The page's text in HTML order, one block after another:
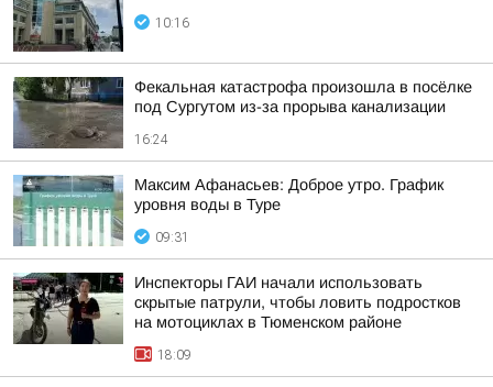
10:16
Фекальная катастрофа произошла в посёлке
под Сургутом из-за прорыва канализации
16:24
Максим Афанасьев: Доброе утро. График
уровня воды в Туре
09:31
Инспекторы ГАИ начали использовать
скрытые патрули, чтобы ловить подростков
на мотоциклах в Тюменском районе
18:09